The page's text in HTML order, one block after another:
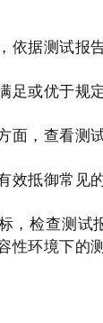
依据测试报
足或优于规
面，查看测
效抵御常见
，检查测试
性环境下的